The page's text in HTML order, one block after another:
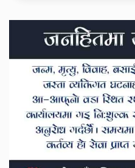
Secondary
Sidebar